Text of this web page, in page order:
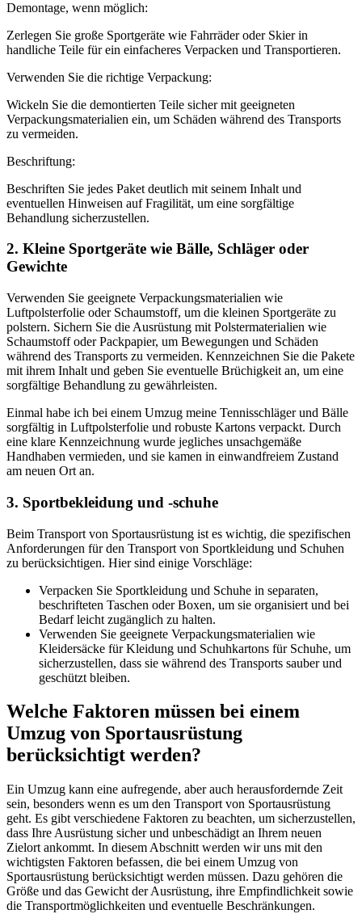
Demontage, wenn möglich:
Zerlegen Sie große Sportgeräte wie Fahrräder oder Skier in
handliche Teile für ein einfacheres Verpacken und Transportieren.
Verwenden Sie die richtige Verpackung:
Wickeln Sie die demontierten Teile sicher mit geeigneten
Verpackungsmaterialien ein, um Schäden während des Transports
zu vermeiden.
Beschriftung:
Beschriften Sie jedes Paket deutlich mit seinem Inhalt und
eventuellen Hinweisen auf Fragilität, um eine sorgfältige
Behandlung sicherzustellen.
2. Kleine Sportgeräte wie Bälle, Schläger oder
Gewichte
Verwenden Sie geeignete Verpackungsmaterialien wie
Luftpolsterfolie oder Schaumstoff, um die kleinen Sportgeräte zu
polstern. Sichern Sie die Ausrüstung mit Polstermaterialien wie
Schaumstoff oder Packpapier, um Bewegungen und Schäden
während des Transports zu vermeiden. Kennzeichnen Sie die Pakete
mit ihrem Inhalt und geben Sie eventuelle Brüchigkeit an, um eine
sorgfältige Behandlung zu gewährleisten.
Einmal habe ich bei einem Umzug meine Tennisschläger und Bälle
sorgfältig in Luftpolsterfolie und robuste Kartons verpackt. Durch
eine klare Kennzeichnung wurde jegliches unsachgemäße
Handhaben vermieden, und sie kamen in einwandfreiem Zustand
am neuen Ort an.
3. Sportbekleidung und -schuhe
Beim Transport von Sportausrüstung ist es wichtig, die spezifischen
Anforderungen für den Transport von Sportkleidung und Schuhen
zu berücksichtigen. Hier sind einige Vorschläge:
Verpacken Sie Sportkleidung und Schuhe in separaten,
beschrifteten Taschen oder Boxen, um sie organisiert und bei
Bedarf leicht zugänglich zu halten.
Verwenden Sie geeignete Verpackungsmaterialien wie
Kleidersäcke für Kleidung und Schuhkartons für Schuhe, um
sicherzustellen, dass sie während des Transports sauber und
geschützt bleiben.
Welche Faktoren müssen bei einem
Umzug von Sportausrüstung
berücksichtigt werden?
Ein Umzug kann eine aufregende, aber auch herausfordernde Zeit
sein, besonders wenn es um den Transport von Sportausrüstung
geht. Es gibt verschiedene Faktoren zu beachten, um sicherzustellen,
dass Ihre Ausrüstung sicher und unbeschädigt an Ihrem neuen
Zielort ankommt. In diesem Abschnitt werden wir uns mit den
wichtigsten Faktoren befassen, die bei einem Umzug von
Sportausrüstung berücksichtigt werden müssen. Dazu gehören die
Größe und das Gewicht der Ausrüstung, ihre Empfindlichkeit sowie
die Transportmöglichkeiten und eventuelle Beschränkungen.